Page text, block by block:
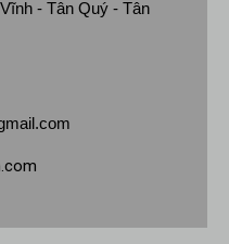
- Tân Quý - Tân